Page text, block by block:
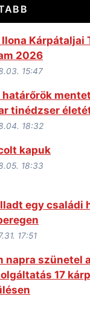
Kárpátaljai
2026
15:47
határőrök
tinédzser
18:32
kapuk
18:33
egy családi
17:51
napra szünetel a
17